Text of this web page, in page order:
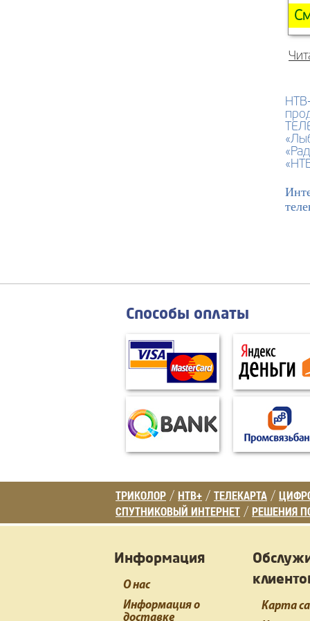
Способы оплаты
ТРИКОЛОР / НТВ+ / ТЕЛЕКАРТА /
СПУТНИКОВЫЙ ИНТЕРНЕТ / РЕШЕНИЯ
Информация
О нас
Информация о
доставке
Карта